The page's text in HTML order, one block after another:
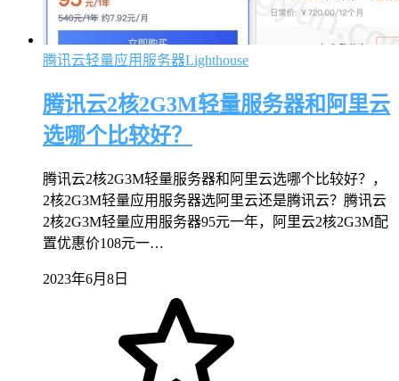
腾讯云轻量应用服务器Lighthouse
腾讯云2核2G3M轻量服务器和阿里云
选哪个比较好？
腾讯云2核2G3M轻量服务器和阿里云选哪个比较好？，
2核2G3M轻量应用服务器选阿里云还是腾讯云？腾讯云
2核2G3M轻量应用服务器95元一年，阿里云2核2G3M配
置优惠价108元一…
2023年6月8日